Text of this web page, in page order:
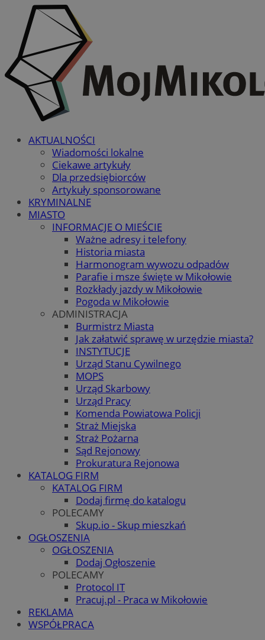
AKTUALNOŚCI
Wiadomości lokalne
Ciekawe artykuły
Dla przedsiębiorców
Artykuły sponsorowane
KRYMINALNE
MIASTO
INFORMACJE O MIEŚCIE
Ważne adresy i telefony
Historia miasta
Harmonogram wywozu odpadów
Parafie i msze święte w Mikołowie
Rozkłady jazdy w Mikołowie
Pogoda w Mikołowie
ADMINISTRACJA
Burmistrz Miasta
Jak załatwić sprawę w urzędzie miasta?
INSTYTUCJE
Urząd Stanu Cywilnego
MOPS
Urząd Skarbowy
Urząd Pracy
Komenda Powiatowa Policji
Straż Miejska
Straż Pożarna
Sąd Rejonowy
Prokuratura Rejonowa
KATALOG FIRM
KATALOG FIRM
Dodaj firmę do katalogu
POLECAMY
Skup.io - Skup mieszkań
OGŁOSZENIA
OGŁOSZENIA
Dodaj Ogłoszenie
POLECAMY
Protocol IT
Pracuj.pl - Praca w Mikołowie
REKLAMA
WSPÓŁPRACA